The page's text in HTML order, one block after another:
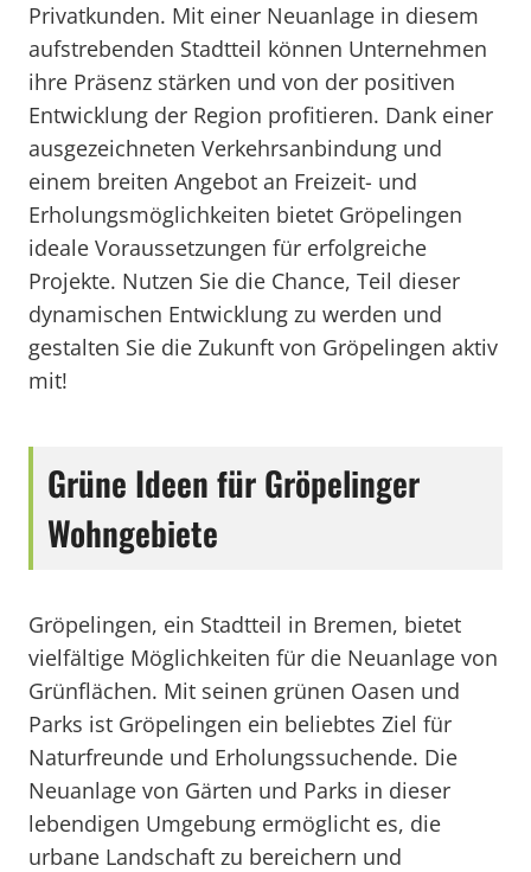
Privatkunden. Mit einer Neuanlage in diesem
aufstrebenden Stadtteil können Unternehmen
ihre Präsenz stärken und von der positiven
Entwicklung der Region profitieren. Dank einer
ausgezeichneten Verkehrsanbindung und
einem breiten Angebot an Freizeit- und
Erholungsmöglichkeiten bietet Gröpelingen
ideale Voraussetzungen für erfolgreiche
Projekte. Nutzen Sie die Chance, Teil dieser
dynamischen Entwicklung zu werden und
gestalten Sie die Zukunft von Gröpelingen aktiv
mit!
Grüne Ideen für Gröpelinger
Wohngebiete
Gröpelingen, ein Stadtteil in Bremen, bietet
vielfältige Möglichkeiten für die Neuanlage von
Grünflächen. Mit seinen grünen Oasen und
Parks ist Gröpelingen ein beliebtes Ziel für
Naturfreunde und Erholungssuchende. Die
Neuanlage von Gärten und Parks in dieser
lebendigen Umgebung ermöglicht es, die
urbane Landschaft zu bereichern und